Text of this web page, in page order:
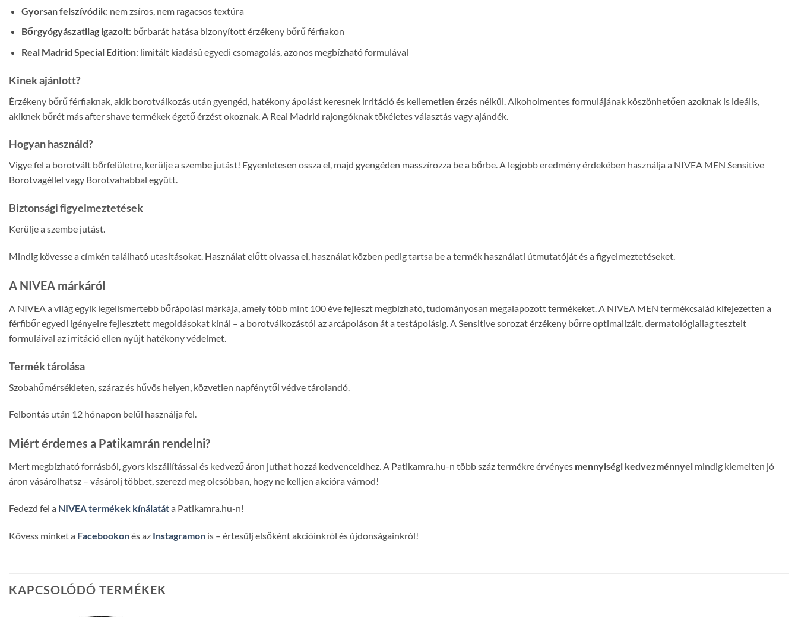
Gyorsan felszívódik: nem zsíros, nem ragacsos textúra
Bőrgyógyászatilag igazolt: bőrbarát hatása bizonyított érzékeny bőrű férfiakon
Real Madrid Special Edition: limitált kiadású egyedi csomagolás, azonos megbízható formulával
Kinek ajánlott?
Érzékeny bőrű férfiaknak, akik borotválkozás után gyengéd, hatékony ápolást keresnek irritáció és kellemetlen érzés nélkül. Alkoholmentes formulájának köszönhetően azoknak is ideális,
akiknek bőrét más after shave termékek égető érzést okoznak. A Real Madrid rajongóknak tökéletes választás vagy ajándék.
Hogyan használd?
Vigye fel a borotvált bőrfelületre, kerülje a szembe jutást! Egyenletesen ossza el, majd gyengéden masszírozza be a bőrbe. A legjobb eredmény érdekében használja a NIVEA MEN Sensitive
Borotvagéllel vagy Borotvahabbal együtt.
Biztonsági figyelmeztetések
Kerülje a szembe jutást.
Mindig kövesse a címkén található utasításokat. Használat előtt olvassa el, használat közben pedig tartsa be a termék használati útmutatóját és a figyelmeztetéseket.
A NIVEA márkáról
A NIVEA a világ egyik legelismertebb bőrápolási márkája, amely több mint 100 éve fejleszt megbízható, tudományosan megalapozott termékeket. A NIVEA MEN termékcsalád kifejezetten a
férfibőr egyedi igényeire fejlesztett megoldásokat kínál – a borotválkozástól az arcápoláson át a testápolásig. A Sensitive sorozat érzékeny bőrre optimalizált, dermatológiailag tesztelt
formuláival az irritáció ellen nyújt hatékony védelmet.
Termék tárolása
Szobahőmérsékleten, száraz és hűvös helyen, közvetlen napfénytől védve tárolandó.
Felbontás után 12 hónapon belül használja fel.
Miért érdemes a Patikamrán rendelni?
Mert megbízható forrásból, gyors kiszállítással és kedvező áron juthat hozzá kedvenceidhez. A Patikamra.hu-n több száz termékre érvényes mennyiségi kedvezménnyel mindig kiemelten jó
áron vásárolhatsz – vásárolj többet, szerezd meg olcsóbban, hogy ne kelljen akcióra várnod!
Fedezd fel a NIVEA termékek kínálatáta Patikamra.hu-n!
Kövess minket a Facebookonés az Instagramon is – értesülj elsőként akcióinkról és újdonságainkról!
KAPCSOLÓDÓ TERMÉKEK